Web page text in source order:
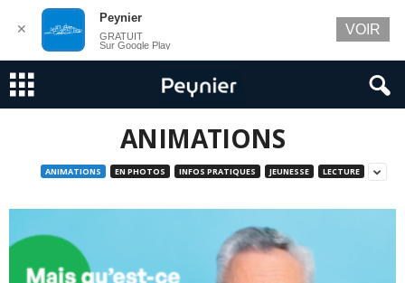
ANIMATIONS
ANIMATIONS EN PHOTOS INFOS PRATIQUES JEUNESSE LECTURE
✕
Peynier
GRATUIT
Sur Google Play
VOIR